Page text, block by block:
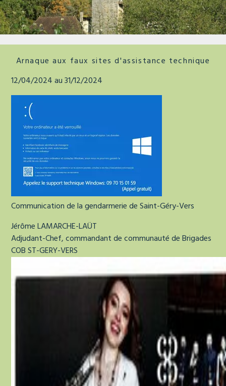
La tour de faure
Arnaque aux faux sites d'assistance technique
12/04/2024 au 31/12/2024
Communication de la gendarmerie de Saint-Géry-Vers
Jérôme LAMARCHE-LAÜT
Adjudant-Chef, commandant de communauté de Brigades
COB ST-GERY-VERS